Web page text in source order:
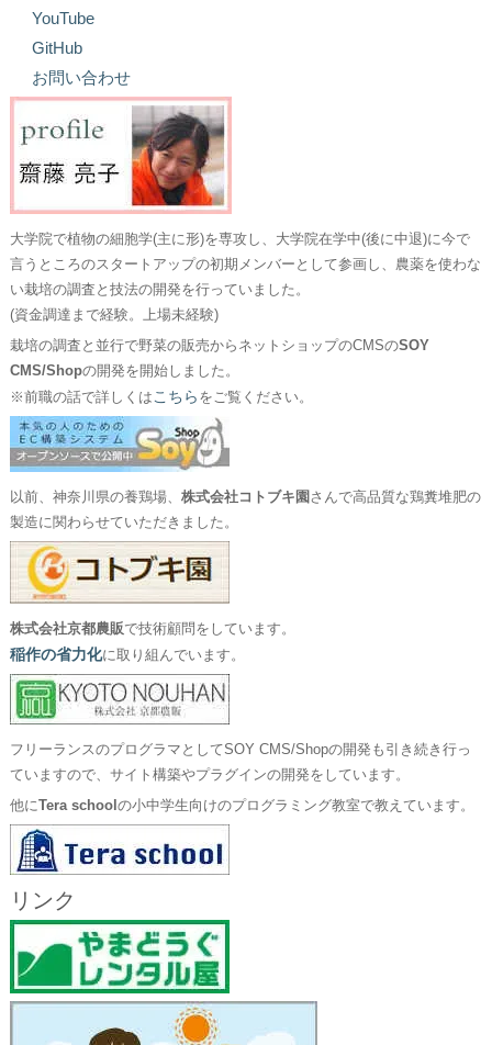
YouTube
GitHub
お問い合わせ
大学院で植物の細胞学(主に形)を専攻し、大学院在学中(後に中退)に今で
言うところのスタートアップの初期メンバーとして参画し、農薬を使わな
い栽培の調査と技法の開発を行っていました。
(資金調達まで経験。上場未経験)
栽培の調査と並行で野菜の販売からネットショップのCMSのSOY
CMS/Shopの開発を開始しました。
※前職の話で詳しくはこちら をご覧ください。
以前、神奈川県の養鶏場、 株式会社コトブキ園 さんで高品質な鶏糞堆肥の
製造に関わらせていただきました。
株式会社京都農販で技術顧問をしています。
稲作の省力化に取り組んでいます。
フリーランスのプログラマとしてSOY CMS/Shopの開発も引き続き行っ
ていますので、サイト構築やプラグインの開発をしています。
他にTera school の小中学生向けのプログラミング教室で教えています。
リンク